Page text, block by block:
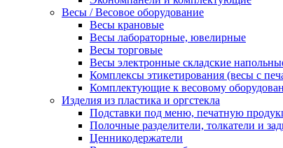
Весы / Весовое оборудование
Весы крановые
Весы лабораторные, ювелирные
Весы торговые
Весы электронные складские
Комплексы этикетирования (весы с
Комплектующие к весовому
Изделия из пластика и оргстекла
Подставки под меню, печатную
Полочные разделители, толкатели и
Ценникодержатели